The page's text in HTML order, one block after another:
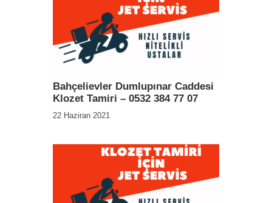
Bahçelievler Dumlupınar Caddesi
Klozet Tamiri – 0532 384 77 07
22 Haziran 2021